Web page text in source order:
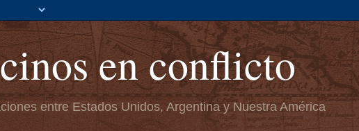
en conflicto
entre Estados Unidos, Argentina y Nuestra América